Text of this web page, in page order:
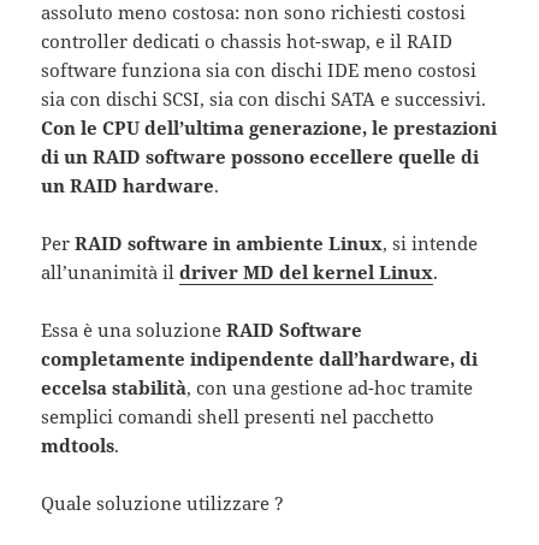
assoluto meno costosa: non sono richiesti costosi
controller dedicati o chassis hot-swap, e il RAID
software funziona sia con dischi IDE meno costosi
sia con dischi SCSI, sia con dischi SATA e successivi.
Con le CPU dell’ultima generazione, le prestazioni
di un RAID software possono eccellere quelle di
un RAID hardware.
PerRAID software in ambiente Linux, si intende
all’unanimità ildriver MD del kernel Linux.
Essa è una soluzioneRAID Software
completamente indipendente dall’hardware, di
eccelsa stabilità, con una gestione ad-hoc tramite
semplici comandi shell presenti nel pacchetto
mdtools.
Quale soluzione utilizzare ?